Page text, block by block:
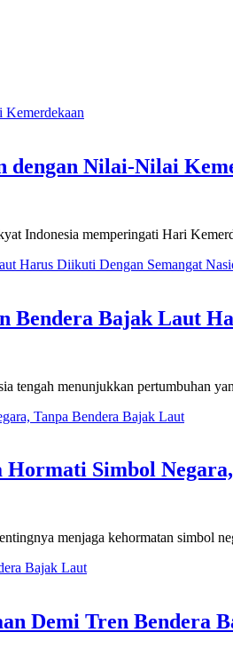
dengan Nilai-Nilai
Indonesia memperingati Hari
Bendera Bajak Laut
tengah menunjukkan pertumbuhan
Simbol
menjaga kehormatan simbol
Demi Tren Bendera